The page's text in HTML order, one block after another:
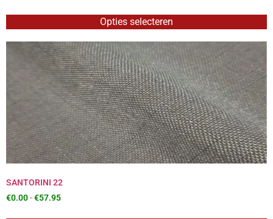
Opties selecteren
SANTORINI 22
€0.00-€57.95